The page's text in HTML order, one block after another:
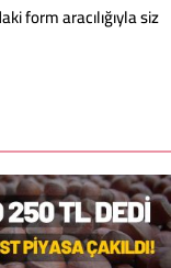
form aracılığıyla siz